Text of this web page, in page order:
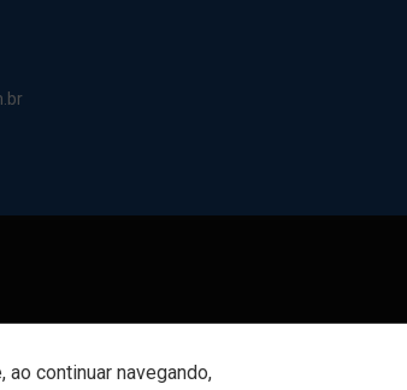
ao continuar navegando,